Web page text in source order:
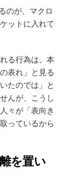
のが、マクロ
ットに入れて
る行為は、本
表れ」と見る
たのでは」と
んが、こうし
々が「表向き
っているから
を置い